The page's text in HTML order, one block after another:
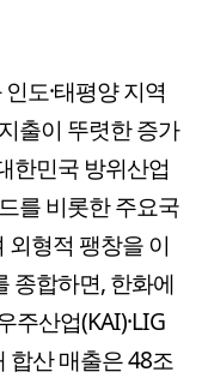
도·태평양 지역
출이 뚜렷한 증가
한민국 방위산업
를 비롯한 주요국
형적 팽창을 이
종합하면, 한화에
주산업(KAI)·LIG
합산 매출은 48조